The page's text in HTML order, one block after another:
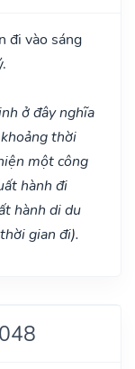
đi vào sáng
ở đây nghĩa
thời
một công
hành đi
hành di du
gian đi).